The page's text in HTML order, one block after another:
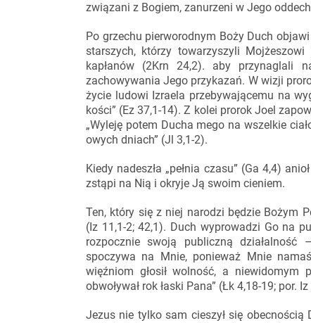
związani z Bogiem, zanurzeni w Jego
Po grzechu pierworodnym Boży Duch
starszych, którzy towarzyszyli
kapłanów (2Krn 24,2). aby
zachowywania Jego przykazań. W wizji
życie ludowi Izraela przebywającemu na
kości” (Ez 37,1-14). Z kolei prorok Joel
„Wyleję potem Ducha mego na wszelkie
owych dniach” (Jl 3,1-2).
Kiedy nadeszła „pełnia czasu” (Ga 4,4)
zstąpi na Nią i okryje Ją swoim cieniem.
Ten, który się z niej narodzi będzie Bożym
(Iz 11,1-2; 42,1). Duch wyprowadzi Go na
rozpocznie swoją publiczną działalność
spoczywa na Mnie, ponieważ Mnie
więźniom głosił wolność, a niewidomym
obwoływał rok łaski Pana” (Łk 4,18-19; por.
Jezus nie tylko sam cieszył się